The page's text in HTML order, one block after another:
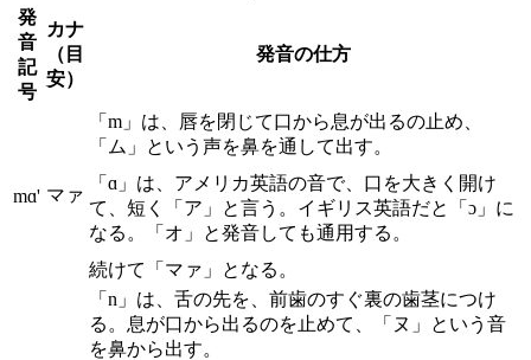
発
音
記
号
カナ
（目
安）
発音の仕方
mɑ' マァ
「m」は、唇を閉じて口から息が出るの止め、
「ム」という声を鼻を通して出す。
「ɑ」は、アメリカ英語の音で、口を大きく開け
て、短く「ア」と言う。イギリス英語だと「ɔ」に
なる。「オ」と発音しても通用する。
続けて「マァ」となる。
「n」は、舌の先を、前歯のすぐ裏の歯茎につけ
る。息が口から出るのを止めて、「ヌ」という音
を鼻から出す。